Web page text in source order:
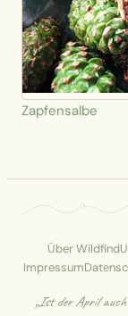
Zapfensalbe
Über Wildfind
Impressum
„Ist der April